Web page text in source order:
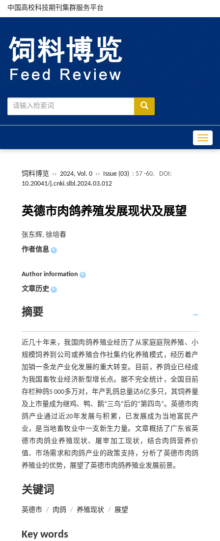
中国高校科技期刊集群服务平台
饲料博览 ›› 2024, Vol. 0 ›› Issue (03) : 57 -60.
DOI:
10.20041/j.cnki.slbl.2024.03.012
英德市肉鸽养殖发展现状及展望
张东辉, 徐培春
作者信息 +
Author information +
文章历史 +
摘要
近几十年来，我国肉鸽养殖业经历了从家庭庭院养殖、小
规模饲养到公司或养殖合作社集约化养殖模式，经历着产
加销一条龙产业化发展的重大转变。目前，养鸽业已经成
为我国畜牧业经济新型增长点。据不完全统计，全国目前
存栏种鸽5 000多万对，年产乳鸽总量达6亿多只，其饲养量
及上市量成为继鸡、鸭、鹅“三鸟”后的“第四鸟”。英德市肉
鸽产业通过近20年发展与积累，已发展成为当地富民产
业，是当地畜牧业中一支新生力量。文章概括了广东省英
德市肉鸽业养殖现状、屠宰加工现状，结合肉鸽营养价
值、市场需求和肉鸽产业的政策支持，分析了英德市肉鸽
养殖业的优势，展望了英德市肉鸽养殖业发展前景。
关键词
英德市 / 肉鸽 / 养殖现状 / 展望
Key words